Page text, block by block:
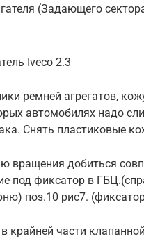
(Задающего
Iveco 2.3
ремней агрегатов,
автомобилях надо
Снять пластиковые
вращения добиться
под фиксатор в
поз.10 рис7.
крайней части